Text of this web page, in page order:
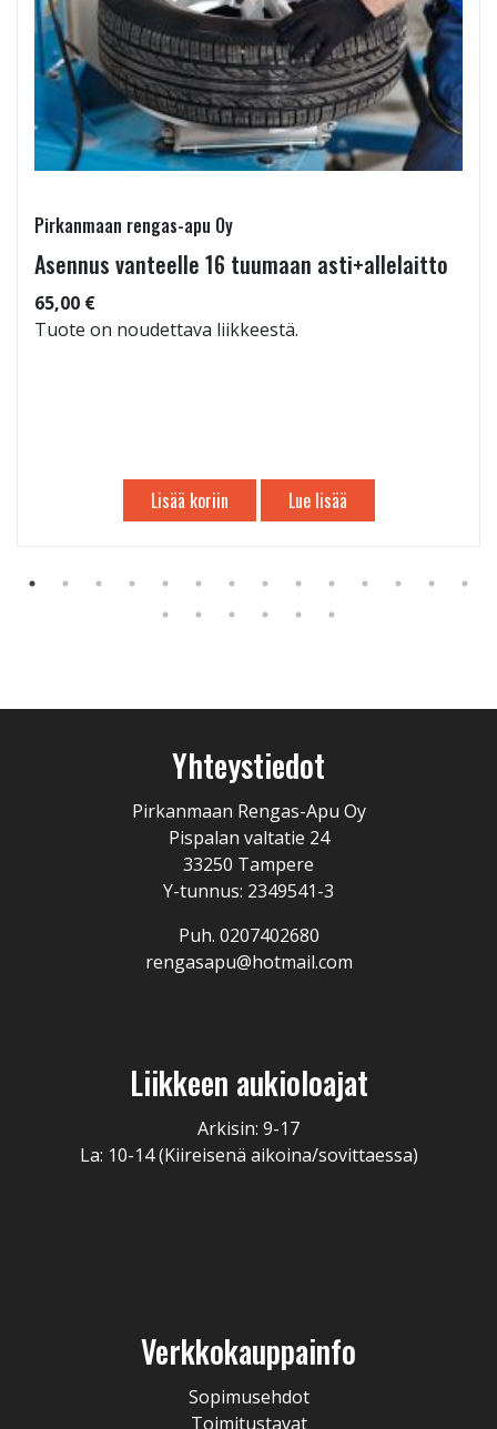
Pirkanmaan rengas-apu Oy
Asennus vanteelle 16 tuumaan asti+allelaitto
65,00 €
Tuote on noudettava liikkeestä.
Lisää koriin Lue lisää
Yhteystiedot
Pirkanmaan Rengas-Apu Oy
Pispalan valtatie 24
33250 Tampere
Y-tunnus: 2349541-3
Puh. 0207402680
rengasapu@hotmail.com
Liikkeen aukioloajat
Arkisin: 9-17
La: 10-14 (Kiireisenä aikoina/sovittaessa)
Verkkokauppainfo
Sopimusehdot
Toimitustavat